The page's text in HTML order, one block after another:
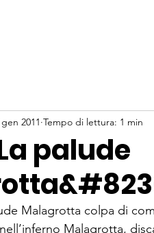
palude
2011 Tempo di lettura: 1 min
Malagrotta colpa di
Malagrotta,